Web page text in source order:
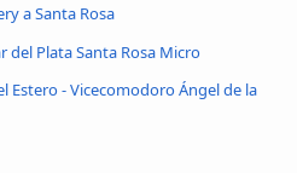
a Santa Rosa
del Plata Santa Rosa Micro
Estero - Vicecomodoro Ángel de la